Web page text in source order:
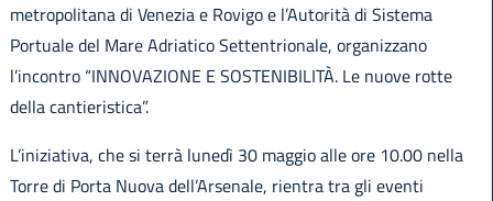
metropolitana di Venezia e Rovigo e l’Autorità di Sistema
Portuale del Mare Adriatico Settentrionale, organizzano
l’incontro “INNOVAZIONE E SOSTENIBILITÀ. Le nuove rotte
della cantieristica”.
L’iniziativa, che si terrà lunedì 30 maggio alle ore 10.00 nella
Torre di Porta Nuova dell’Arsenale, rientra tra gli eventi